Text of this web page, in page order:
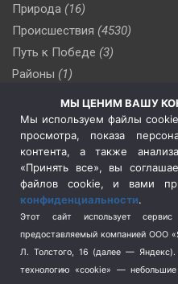
Природа (16)
Происшествия (4530)
Путь к Победе (3)
Районы (1)
(510)
Сельское хозяйство (3)
Социальная политика
(3)
Спецоперация в Украине
Спецоперация на Украине
Спорт (740)
Терроризм (1)
Транспорт (262)
МЫ ЦЕНИМ ВАШУ
Мы используем файлы
просмотра, показа
контента, а также
«Принять все», вы
файлов cookie, и вами
конфиденциальности.
Этот сайт использует
предоставляемый компанией ООО
Л. Толстого, 16 (далее — Яндекс).
технологию «cookie» —